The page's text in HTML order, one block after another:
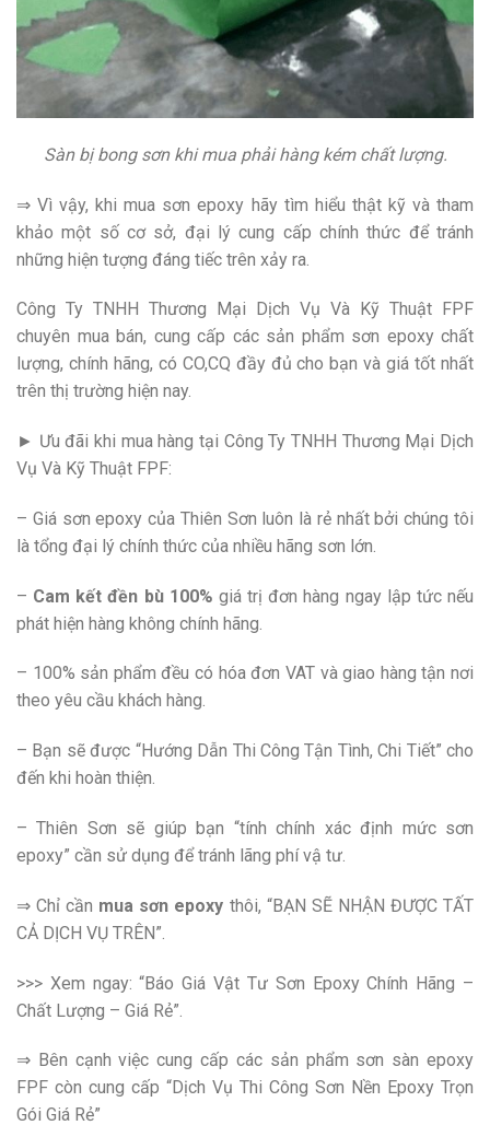
Sàn bị bong sơn khi mua phải hàng kém chất lượng.
⇒ Vì vậy, khi mua sơn epoxy hãy tìm hiểu thật kỹ và tham
khảo một số cơ sở, đại lý cung cấp chính thức để tránh
những hiện tượng đáng tiếc trên xảy ra.
Công Ty TNHH Thương Mại Dịch Vụ Và Kỹ Thuật FPF
chuyên mua bán, cung cấp các sản phẩm sơn epoxy chất
lượng, chính hãng, có CO,CQ đầy đủ cho bạn và giá tốt nhất
trên thị trường hiện nay.
► Ưu đãi khi mua hàng tại Công Ty TNHH Thương Mại Dịch
Vụ Và Kỹ Thuật FPF:
– Giá sơn epoxy của Thiên Sơn luôn là rẻ nhất bởi chúng tôi
là tổng đại lý chính thức của nhiều hãng sơn lớn.
– Cam kết đền bù 100% giá trị đơn hàng ngay lập tức nếu
phát hiện hàng không chính hãng.
– 100% sản phẩm đều có hóa đơn VAT và giao hàng tận nơi
theo yêu cầu khách hàng.
– Bạn sẽ được “Hướng Dẫn Thi Công Tận Tình, Chi Tiết” cho
đến khi hoàn thiện.
– Thiên Sơn sẽ giúp bạn “tính chính xác định mức sơn
epoxy” cần sử dụng để tránh lãng phí vậ tư.
⇒ Chỉ cần mua sơn epoxy thôi, “BẠN SẼ NHẬN ĐƯỢC TẤT
CẢ DỊCH VỤ TRÊN”.
>>> Xem ngay: “Báo Giá Vật Tư Sơn Epoxy Chính Hãng –
Chất Lượng – Giá Rẻ”.
⇒ Bên cạnh việc cung cấp các sản phẩm sơn sàn epoxy
FPF còn cung cấp “Dịch Vụ Thi Công Sơn Nền Epoxy Trọn
Gói Giá Rẻ”